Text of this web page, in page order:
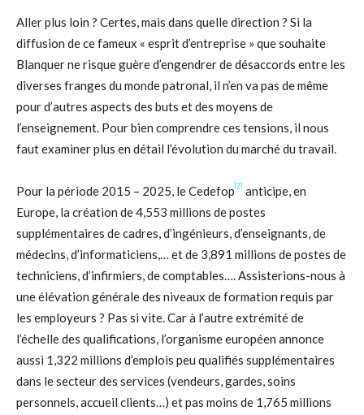
Aller plus loin ? Certes, mais dans quelle direction ? Si la
diffusion de ce fameux « esprit d’entreprise » que souhaite
Blanquer ne risque guère d’engendrer de désaccords entre les
diverses franges du monde patronal, il n’en va pas de même
pour d’autres aspects des buts et des moyens de
l’enseignement. Pour bien comprendre ces tensions, il nous
faut examiner plus en détail l’évolution du marché du travail.
Pour la période 2015 – 2025, le Cedefop[7] anticipe, en
Europe, la création de 4,553 millions de postes
supplémentaires de cadres, d’ingénieurs, d’enseignants, de
médecins, d’informaticiens,… et de 3,891 millions de postes de
techniciens, d’infirmiers, de comptables…. Assisterions-nous à
une élévation générale des niveaux de formation requis par
les employeurs ? Pas si vite. Car à l’autre extrémité de
l’échelle des qualifications, l’organisme européen annonce
aussi 1,322 millions d’emplois peu qualifiés supplémentaires
dans le secteur des services (vendeurs, gardes, soins
personnels, accueil clients…) et pas moins de 1,765 millions